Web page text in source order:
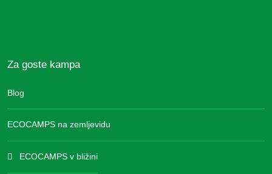
Za goste kampa
Blog
ECOCAMPS na zemljevidu
ECOCAMPS v bližini